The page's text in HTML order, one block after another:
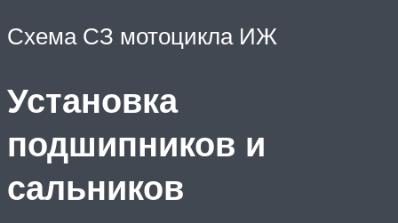
Схема СЗ мотоцикла ИЖ
Установка
подшипников и
сальников